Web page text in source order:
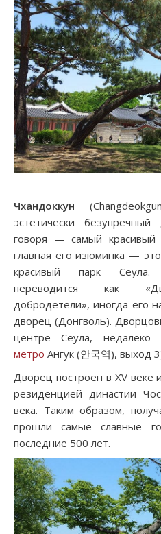
Чхандоккун
эстетически
говоря — самый красивый
главная его изюминка —
красивый парк Сеула.
переводится как
добродетели», иногда его
дворец (Донгволь).
центре Сеула, недалеко
метро Ангук (안국역), выход
Дворец построен в XV веке
резиденцией династии
века. Таким образом,
прошли самые славные
последние 500 лет.